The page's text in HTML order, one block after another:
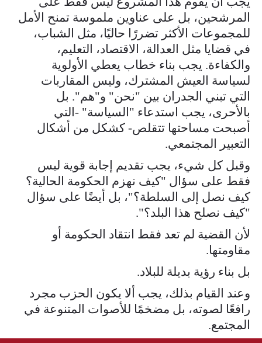
المرشحين، بل على عناوين ملموسة تمنح الأمل
للمجموعات الأكثر تضررًا حاليًا، مثل الشباب،
في قضايا مثل العدالة، الاقتصاد، التعليم،
والكفاءة. يجب بناء خطاب يعطي الأولوية
لسياسة العيش المشترك، وليس المقاربات
التي تبني الجدران بين "نحن" و"هم". بل
بالأحرى، يجب استدعاء "السياسة" -التي
أصبحت مساحتها تتقلص- كشكل من أشكال
التعبير المجتمعي.
وقبل كل شيء، يجب تقديم إجابة قوية ليس
فقط على سؤال "كيف نهزم الحكومة الحالية؟
كيف نصل إلى السلطة؟"، بل أيضًا على سؤال
"كيف نصلح هذا البلد؟".
لأن القضية لم تعد فقط انتقاد الحكومة أو
مقاومتها.
بل بناء رؤية بديلة للبلاد.
وعند القيام بذلك، يجب ألا يكون الحزب مجرد
رافعًا لصوته، بل مضخمًا للأصوات المتنوعة في
المجتمع.